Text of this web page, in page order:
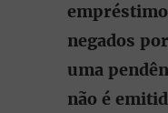
negados
uma
não é